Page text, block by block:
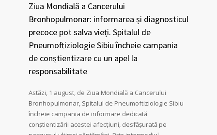
Ziua Mondială a Cancerului
Bronhopulmonar: informarea și diagnosticul
precoce pot salva vieți. Spitalul de
Pneumoftiziologie Sibiu încheie campania
de conștientizare cu un apel la
responsabilitate
Astăzi, 1 august, de Ziua Mondială a Cancerului
Bronhopulmonar, Spitalul de Pneumoftiziologie Sibiu
încheie campania de informare dedicată
conștientizării acestei afecțiuni, desfășurată pe